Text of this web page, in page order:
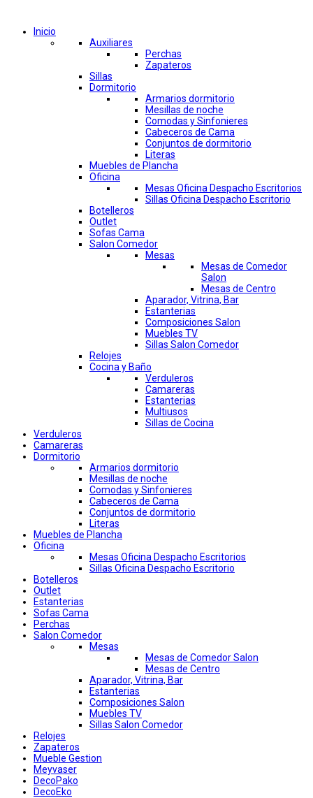
Inicio
Auxiliares
Perchas
Zapateros
Sillas
Dormitorio
Armarios dormitorio
Mesillas de noche
Comodas y Sinfonieres
Cabeceros de Cama
Conjuntos de dormitorio
Literas
Muebles de Plancha
Oficina
Mesas Oficina Despacho Escritorios
Sillas Oficina Despacho Escritorio
Botelleros
Outlet
Sofas Cama
Salon Comedor
Mesas
Mesas de Comedor
Salon
Mesas de Centro
Aparador, Vitrina, Bar
Estanterias
Composiciones Salon
Muebles TV
Sillas Salon Comedor
Relojes
Cocina y Baño
Verduleros
Camareras
Estanterias
Multiusos
Sillas de Cocina
Verduleros
Camareras
Dormitorio
Armarios dormitorio
Mesillas de noche
Comodas y Sinfonieres
Cabeceros de Cama
Conjuntos de dormitorio
Literas
Muebles de Plancha
Oficina
Mesas Oficina Despacho Escritorios
Sillas Oficina Despacho Escritorio
Botelleros
Outlet
Estanterias
Sofas Cama
Perchas
Salon Comedor
Mesas
Mesas de Comedor Salon
Mesas de Centro
Aparador, Vitrina, Bar
Estanterias
Composiciones Salon
Muebles TV
Sillas Salon Comedor
Relojes
Zapateros
Mueble Gestion
Meyvaser
DecoPako
DecoEko